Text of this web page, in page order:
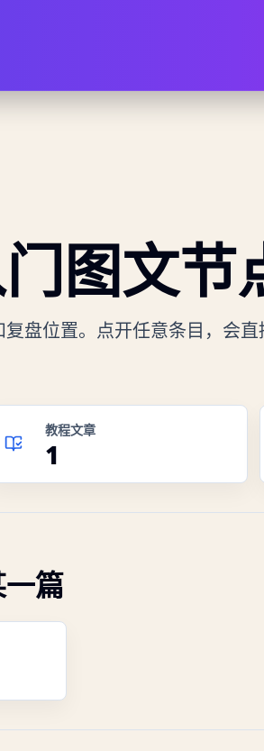
图文节
盘位置。点开任意条目，会
教程文章
1
篇